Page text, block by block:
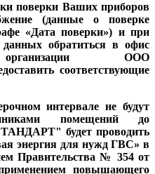
поверки Ваших приборов
(данные о поверке
«Дата поверки») и при
данных обратиться в офис
организации ООО
соответствующие
интервале не будут
помещений до
будет проводить
энергия для нужд ГВС» в
Правительства № 354 от
повышающего